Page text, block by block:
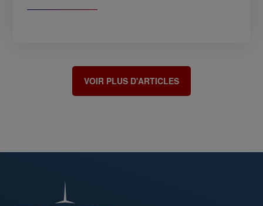
VOIR PLUS D'ARTICLES